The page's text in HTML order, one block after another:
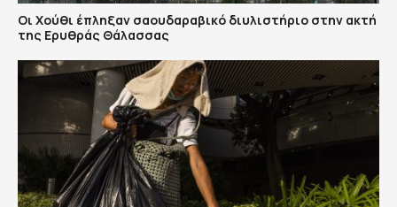
Οι Χούθι έπληξαν σαουδαραβικό διυλιστήριο στην ακτή
της Ερυθράς Θάλασσας